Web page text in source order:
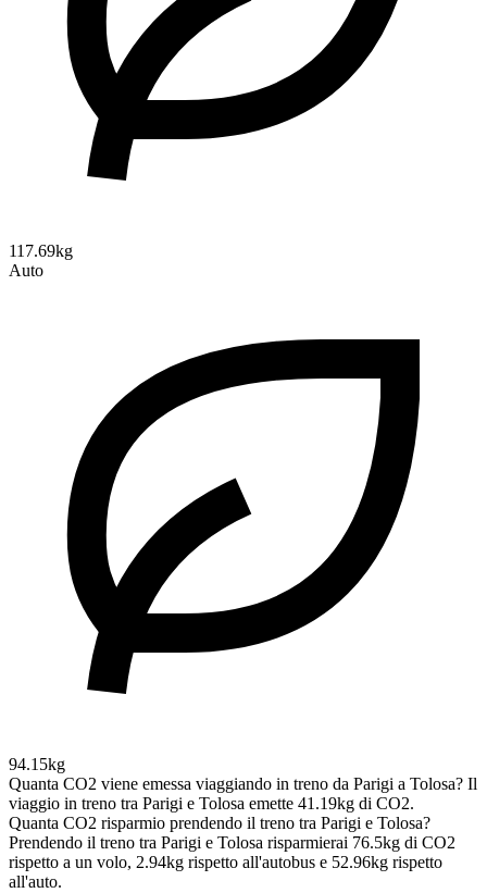
117.69kg
Auto
94.15kg
Quanta CO2 viene emessa viaggiando in treno da Parigi a Tolosa? Il
viaggio in treno tra Parigi e Tolosa emette 41.19kg di CO2.
Quanta CO2 risparmio prendendo il treno tra Parigi e Tolosa?
Prendendo il treno tra Parigi e Tolosa risparmierai 76.5kg di CO2
rispetto a un volo, 2.94kg rispetto all'autobus e 52.96kg rispetto
all'auto.